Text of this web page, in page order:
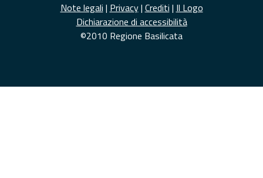
Note legali | Privacy| Crediti | Il Logo
Dichiarazione di accessibilità
©2010 Regione Basilicata